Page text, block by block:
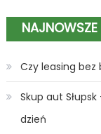
NAJNOWSZE
Czy leasing bez
Skup aut
dzień